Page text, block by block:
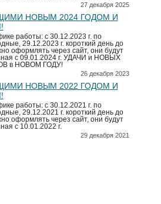
27 декабря 2025
НОВЫМ 2024 ГОДОМ И
работы: с 30.12.2023 г. по
29.12.2023 г. короткий день до
оформлять через сайт, они будут
с 09.01.2024 г. УДАЧИ и НОВЫХ
в НОВОМ ГОДУ!
26 декабря 2023
НОВЫМ 2022 ГОДОМ И
работы: с 30.12.2021 г. по
29.12.2021 г. короткий день до
оформлять через сайт, они будут
с 10.01.2022 г.
29 декабря 2021